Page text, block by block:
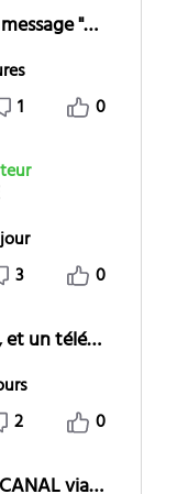
Apparition impromptue du message "Déjà abonné"
1
0
3
0
Problèmes d'accès à un film, et un téléfilm.
2
0
Connection à mon compte CANAL via mon nouveau décodeur connect TV